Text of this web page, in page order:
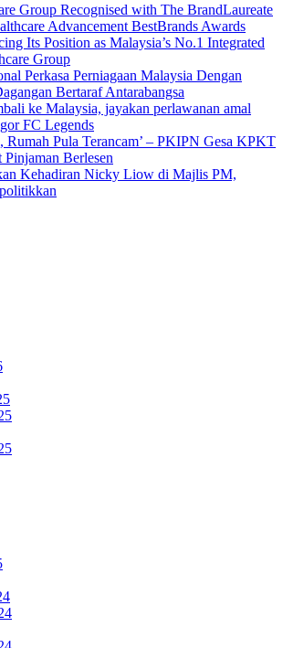
Group Recognised with The BrandLaureate
Advancement BestBrands Awards
Its Position as Malaysia’s No.1 Integrated
Group
Perkasa Perniagaan Malaysia Dengan
Bertaraf Antarabangsa
ke Malaysia, jayakan perlawanan amal
FC Legends
Rumah Pula Terancam’ – PKIPN Gesa KPKT
Berlesen
Kehadiran Nicky Liow di Majlis PM,